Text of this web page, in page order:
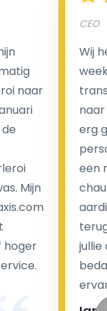
Een van de
luchthaventaxi's
tegenstelling tot
brengen wij u
We hebben
wachttijd als uw
Kijk op onze
transferkosten.
mogelijke extra's
krijgt is
naar
Mijn
hoger
CEO
Wij
naar
erg
een
jullie